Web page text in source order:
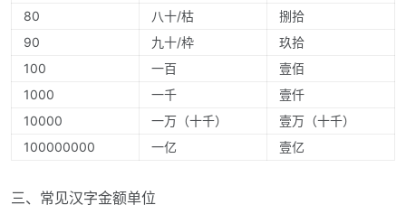
80
八十/枯
捌拾
90
九十/枠
玖拾
100
一百
壹佰
1000
一千
壹仟
10000
一万（十千）
壹万（十千）
100000000
一亿 壹亿
三、常见汉字金额单位